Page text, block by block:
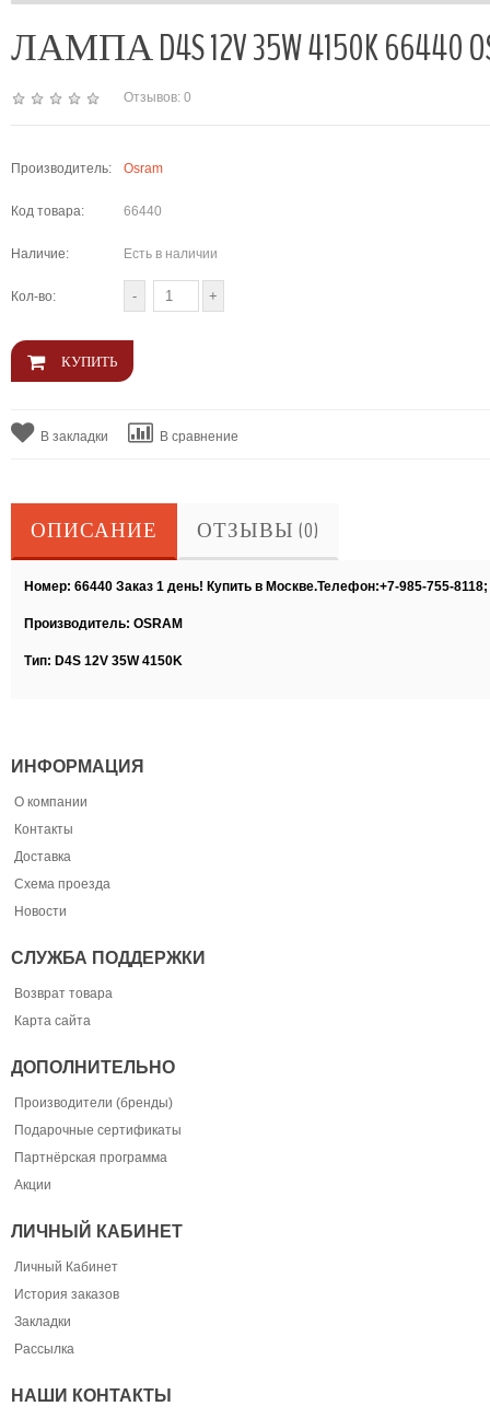
ЛАМПА D4S 12V 35W 4150K 66440
Отзывов: 0
Производитель: Osram
Код товара: 66440
Наличие: Есть в наличии
Кол-во:
В закладки В сравнение
ОПИСАНИЕ ОТЗЫВЫ (0)
Номер: 66440 Заказ 1 день! Купить в Москве.Телефон:+7-985-755-
Производитель: OSRAM
Тип: D4S 12V 35W 4150K
ИНФОРМАЦИЯ
О компании
Контакты
Доставка
Схема проезда
Новости
СЛУЖБА ПОДДЕРЖКИ
Возврат товара
Карта сайта
ДОПОЛНИТЕЛЬНО
Производители (бренды)
Подарочные сертификаты
Партнёрская программа
Акции
ЛИЧНЫЙ КАБИНЕТ
Личный Кабинет
История заказов
Закладки
Рассылка
НАШИ КОНТАКТЫ